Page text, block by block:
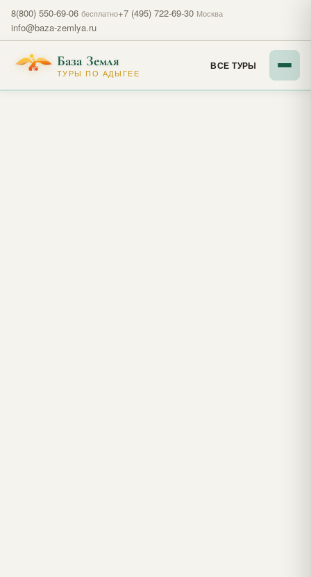
8(800) 550-69-06 бесплатно+7 (495) 722-69-30 Москва
info@baza-zemlya.ru
База Земля
ТУРЫ ПО АДЫГЕЕ
ВСЕ ТУРЫ